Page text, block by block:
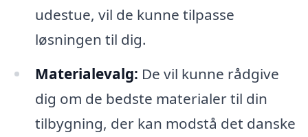
udestue, vil de kunne tilpasse
løsningen til dig.
Materialevalg: De vil kunne rådgive
dig om de bedste materialer til din
tilbygning, der kan modstå det danske